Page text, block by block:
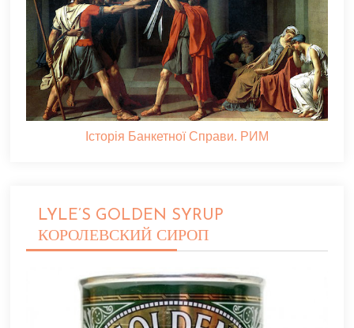
Історія Банкетної Справи. РИМ
LYLE’S GOLDEN SYRUP
КОРОЛЕВСКИЙ СИРОП